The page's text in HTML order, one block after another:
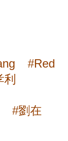
#Red
#劉在